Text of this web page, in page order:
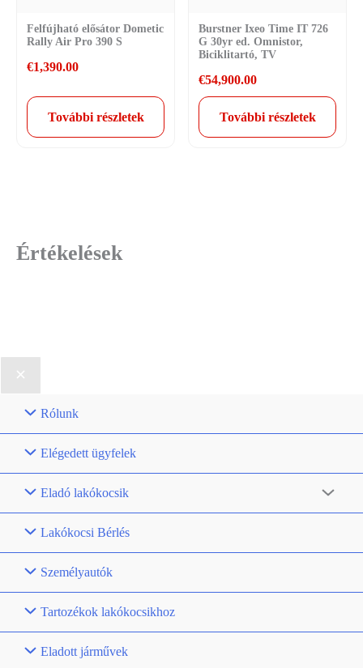
Felfújható elősátor Dometic
Rally Air Pro 390 S
€1,390.00
További részletek
Burstner Ixeo Time IT 726
G 30yr ed. Omnistor,
Biciklitartó, TV
€54,900.00
További részletek
Értékelések
Rólunk
Elégedett ügyfelek
Eladó lakókocsik
Lakókocsi Bérlés
Személyautók
Tartozékok lakókocsikhoz
Eladott járművek